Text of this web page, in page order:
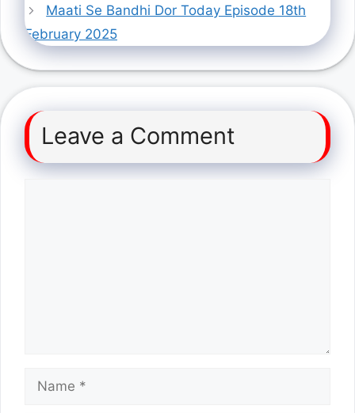
Maati Se Bandhi Dor Today Episode 18th
February 2025
Leave a Comment
Name